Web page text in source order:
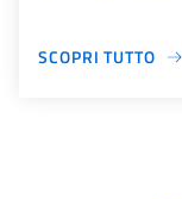
SCOPRI TUTTO